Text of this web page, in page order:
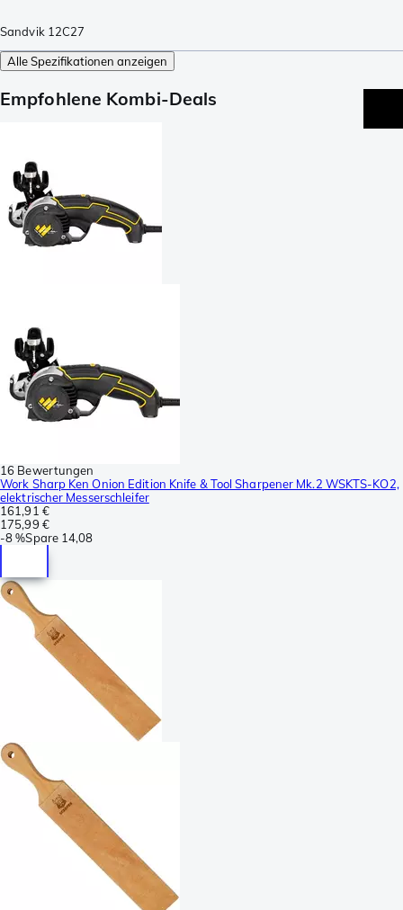
Sandvik 12C27
Alle Spezifikationen anzeigen
Empfohlene Kombi-Deals
16 Bewertungen
Work Sharp Ken Onion Edition Knife & Tool Sharpener Mk.2 WSKTS-KO2,
elektrischer Messerschleifer
161,91 €
175,99 €
-8 %Spare 14,08